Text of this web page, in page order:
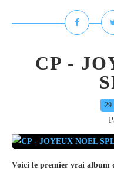
CP -
Voici le premier vrai album